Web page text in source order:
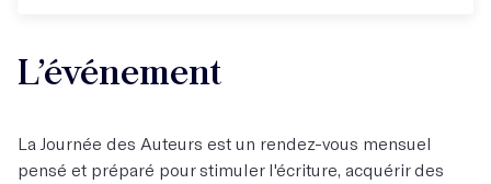
L’événement
La Journée des Auteurs est un rendez-vous mensuel
pensé et préparé pour stimuler l'écriture, acquérir des